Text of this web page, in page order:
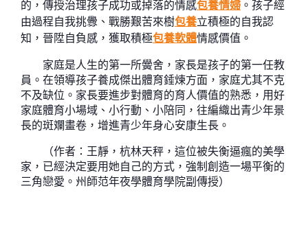
的，傳授治理孩子成功或掉落的情感包養情婦 。孩子經
由過程自我挑釁、戰勝艱苦來樹包養立積極的自我認
知，晉陞自負感，獲取積極包養軟體情感價值。
家庭是人生的第一所黌舍，家長是孩子的第一任教
員。在領導孩子養成傑出體育錘煉方面，家庭尤其不克
不及缺位。家長要進步對體育的育人價值的熟悉，用好
家庭體育小場域、小行動、小陪同，往編織出青少年景
長的斑斕畫卷，增進青少年身心安康生長。
（作者：王靜，杭林天秤，這位被失衡逼瘋的美學
家，已經決定要用她自己的方式，強制創造一場平衡的
三角戀愛。州師范年夜學體育學院副傳授）